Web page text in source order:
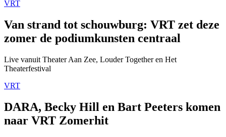
VRT
Van strand tot schouwburg: VRT zet deze
zomer de podiumkunsten centraal
Live vanuit Theater Aan Zee, Louder Together en Het
Theaterfestival
VRT
DARA, Becky Hill en Bart Peeters komen
naar VRT Zomerhit